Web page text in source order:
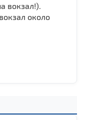
вокзал!).
около